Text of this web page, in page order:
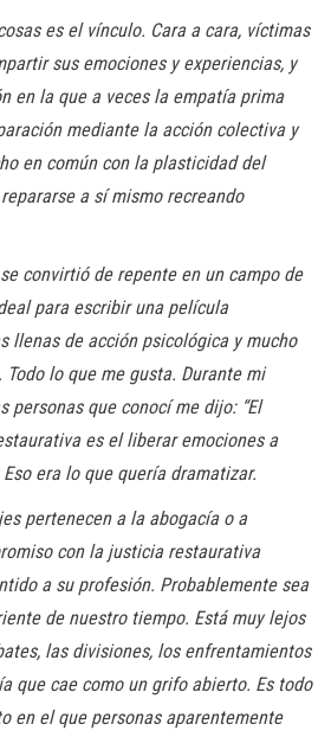
es el vínculo. Cara a cara, víctimas
sus emociones y experiencias, y
en la que a veces la empatía prima
mediante la acción colectiva y
en común con la plasticidad del
a sí mismo recreando
convirtió de repente en un campo de
para escribir una película
llenas de acción psicológica y mucho
lo que me gusta. Durante mi
personas que conocí me dijo: “El
es el liberar emociones a
era lo que quería dramatizar.
pertenecen a la abogacía o a
con la justicia restaurativa
a su profesión. Probablemente sea
de nuestro tiempo. Está muy lejos
las divisiones, los enfrentamientos
que cae como un grifo abierto. Es todo
en el que personas aparentemente